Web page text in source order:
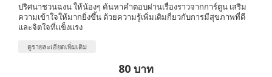
ปริศนาชวนฉงน ให้น้องๆ ค้นหาคำตอบผ่านเรื่องราวจากการ์ตูน เสริม
ความเข้าใจให้มากยิ่งขึ้น ด้วยความรู้เพิ่มเติมกี่ยวกับการมีสุขภาพที่ดี
และจิตใจที่เเข็งแรง
ดูรายละเอียดเพิ่มเติม
80 บาท